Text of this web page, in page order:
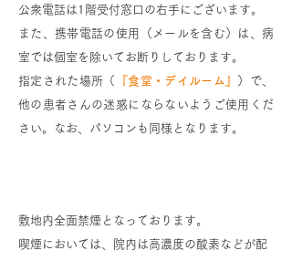
公衆電話は1階受付窓口の右手にございます。
また、携帯電話の使用（メールを含む）は、病
室では個室を除いてお断りしております。
指定された場所（
『食堂・デイルーム』
）で、
他の患者さんの迷惑にならないようご使用くだ
さい。なお、パソコンも同様となります。
敷地内全面禁煙となっております。
喫煙においては、院内は高濃度の酸素などが配